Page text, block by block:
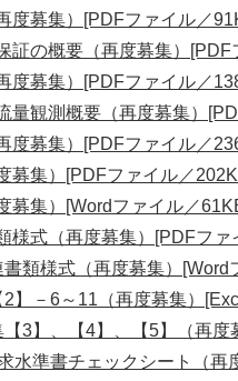
募集）[PDFファイル／
の概要（再度募集）[PDF
募集）[PDFファイル／
観測概要（再度募集）
募集）[PDFファイル／
集）[PDFファイル／
集）[Wordファイル／
式（再度募集）[PDFファ
類様式（再度募集）[Word
－6～11（再度募集）
3】、【4】、【5】（再度
準書チェックシート（再